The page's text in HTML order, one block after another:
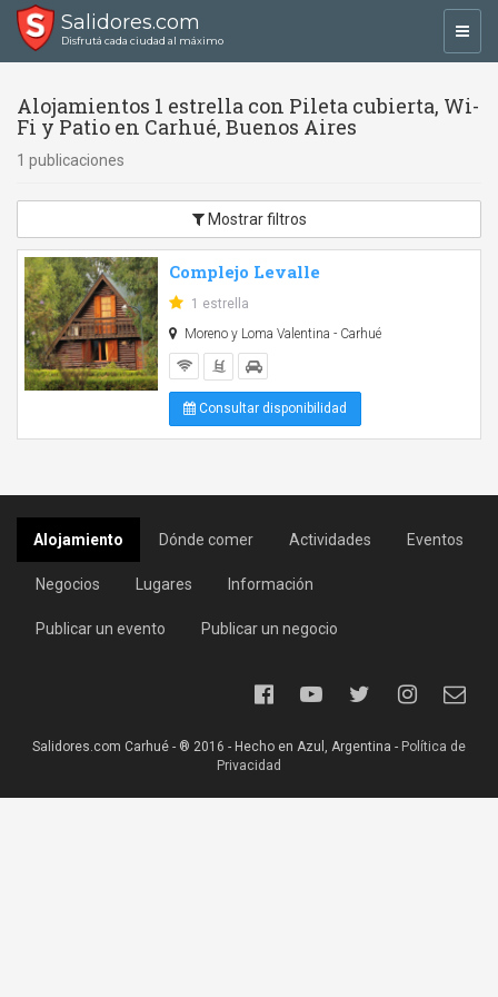
Salidores.com
Disfrutá cada ciudad al máximo
Alojamientos 1 estrella con Pileta cubierta, Wi-
Fi y Patio en Carhué, Buenos Aires
1 publicaciones
Mostrar filtros
Complejo Levalle
1 estrella
Moreno y Loma Valentina - Carhué
Consultar disponibilidad
Alojamiento Dónde comer Actividades Eventos
Negocios Lugares Información
Publicar un evento Publicar un negocio
Salidores.com Carhué - ® 2016 - Hecho en Azul, Argentina - Política de
Privacidad